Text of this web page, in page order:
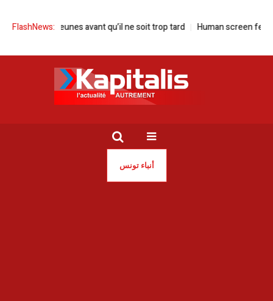
FlashNews:
nos jeunes avant qu’il ne soit trop tard Human screen festival
أنباء تونس